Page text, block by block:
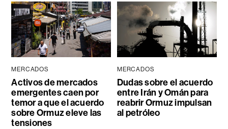
MERCADOS
Activos de mercados
emergentes caen por
temor a que el acuerdo
sobre Ormuz eleve las
tensiones
MERCADOS
Dudas sobre el acuerdo
entre Irán y Omán para
reabrir Ormuz impulsan
al petróleo